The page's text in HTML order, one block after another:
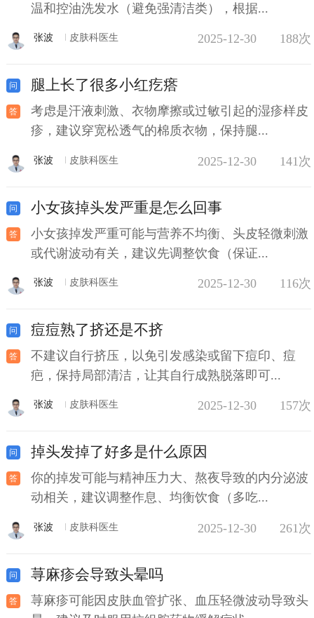
温和控油洗发水（避免强清洁类），根据...
张波 皮肤科医生 2025-12-30 188次
腿上长了很多小红疙瘩
考虑是汗液刺激、衣物摩擦或过敏引起的湿疹样皮
疹，建议穿宽松透气的棉质衣物，保持腿...
张波 皮肤科医生 2025-12-30 141次
小女孩掉头发严重是怎么回事
小女孩掉发严重可能与营养不均衡、头皮轻微刺激
或代谢波动有关，建议先调整饮食（保证...
张波 皮肤科医生 2025-12-30 116次
痘痘熟了挤还是不挤
不建议自行挤压，以免引发感染或留下痘印、痘
疤，保持局部清洁，让其自行成熟脱落即可...
张波 皮肤科医生 2025-12-30 157次
掉头发掉了好多是什么原因
你的掉发可能与精神压力大、熬夜导致的内分泌波
动相关，建议调整作息、均衡饮食（多吃...
张波 皮肤科医生 2025-12-30 261次
荨麻疹会导致头晕吗
荨麻疹可能因皮肤血管扩张、血压轻微波动导致头